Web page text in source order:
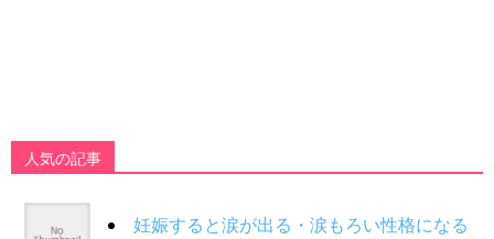
人気の記事
妊娠すると涙が出る・涙もろい性格になる